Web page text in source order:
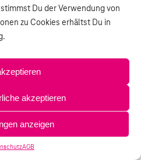
Du der Verwendung von
zu Cookies erhältst Du in
akzeptieren
anzeigen
AGB